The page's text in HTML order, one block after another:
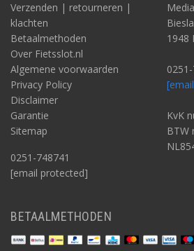
Verzenden | retourneren |
klachten
Betaalmethoden
Over Fietsslot.nl
Algemene voorwaarden
Privacy Policy
Disclaimer
Garantie
Sitemap
0251-748741
[email protected]
1948
KvK
BTW
BETAALMETHODEN